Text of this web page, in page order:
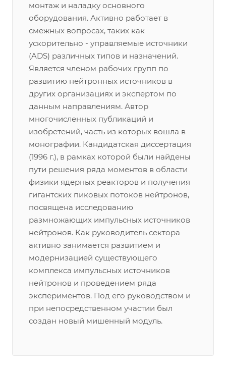
монтаж и наладку основного
оборудования. Активно работает в
смежных вопросах, таких как
ускорительно - управляемые источники
(ADS) различных типов и назначений.
Является членом рабочих групп по
развитию нейтронных источников в
других организациях и экспертом по
данным направлениям. Автор
многочисленных публикаций и
изобретений, часть из которых вошла в
монографии. Кандидатская диссертация
(1996 г.), в рамках которой были найдены
пути решения ряда моментов в области
физики ядерных реакторов и получения
гигантских пиковых потоков нейтронов,
посвящена исследованию
размножающих импульсных источников
нейтронов. Как руководитель сектора
активно занимается развитием и
модернизацией существующего
комплекса импульсных источников
нейтронов и проведением ряда
экспериментов. Под его руководством и
при непосредственном участии был
создан новый мишенный модуль.